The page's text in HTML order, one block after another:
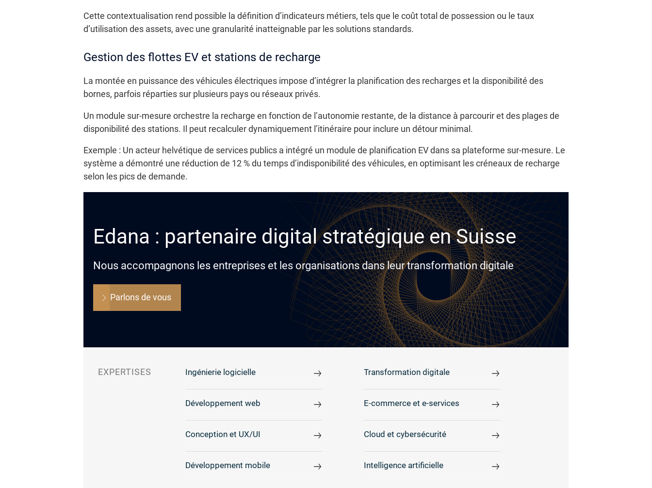
Cette contextualisation rend possible la définition d’indicateurs métiers, tels que le coût total de possession ou le taux
d’utilisation des assets, avec une granularité inatteignable par les solutions standards.
Gestion des flottes EV et stations de recharge
La montée en puissance des véhicules électriques impose d’intégrer la planification des recharges et la disponibilité des
bornes, parfois réparties sur plusieurs pays ou réseaux privés.
Un module sur-mesure orchestre la recharge en fonction de l’autonomie restante, de la distance à parcourir et des plages de
disponibilité des stations. Il peut recalculer dynamiquement l’itinéraire pour inclure un détour minimal.
Exemple : Un acteur helvétique de services publics a intégré un module de planification EV dans sa plateforme sur-mesure. Le
système a démontré une réduction de 12 % du temps d’indisponibilité des véhicules, en optimisant les créneaux de recharge
selon les pics de demande.
Edana : partenaire digital stratégique en Suisse
Nous accompagnons les entreprises et les organisations dans leur transformation digitale
Parlons de vous
EXPERTISES Ingénierie logicielle Transformation digitale
Développement web E-commerce et e-services
Conception et UX/UI Cloud et cybersécurité
Développement mobile Intelligence artificielle